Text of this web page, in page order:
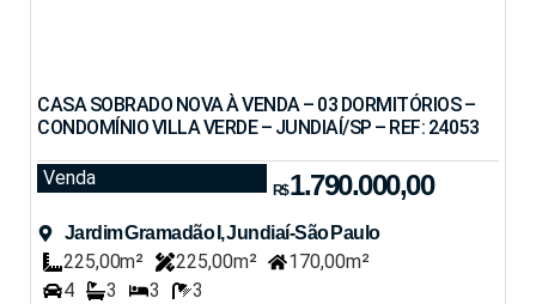
CASA SOBRADO NOVA À VENDA – 03 DORMITÓRIOS –
CONDOMÍNIO VILLA VERDE – JUNDIAÍ/SP – REF: 24053
Venda
R$1.790.000,00
Jardim Gramadão I, Jundiaí-São Paulo
225,00m² 225,00m²
170,00m²
4
3 3 3